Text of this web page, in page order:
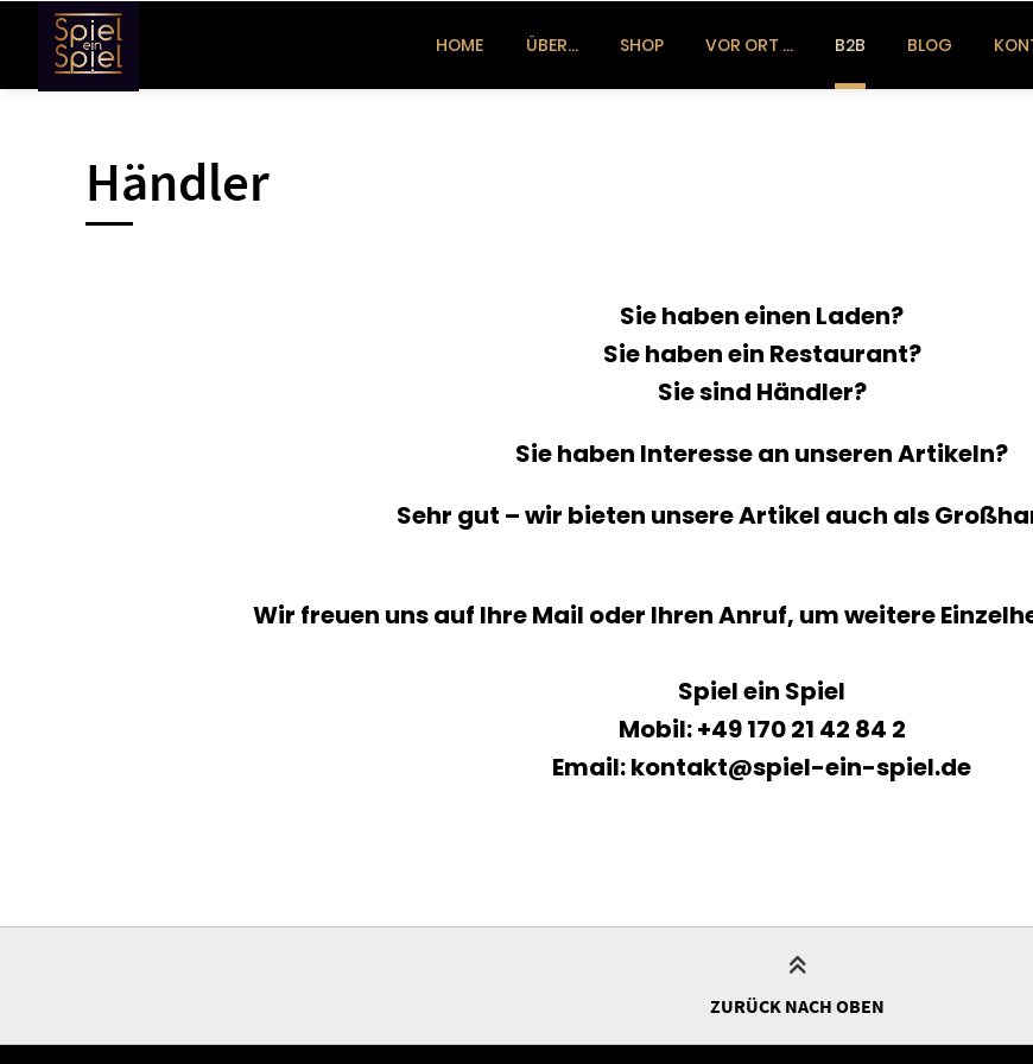
HOME ÜBER… SHOP VOR ORT … B2B BLOG
Händler
Sie haben einen Laden?
Sie haben ein Restaurant?
Sie sind Händler?
Sie haben Interesse an unseren Artikeln?
Sehr gut – wir bieten unsere Artikel auch als
Wir freuen uns auf Ihre Mail oder Ihren Anruf, um weitere
Spiel ein Spiel
Mobil: +49 170 21 42 84 2
Email:kontakt@spiel-ein-spiel.de
ZURÜCK NACH OBEN